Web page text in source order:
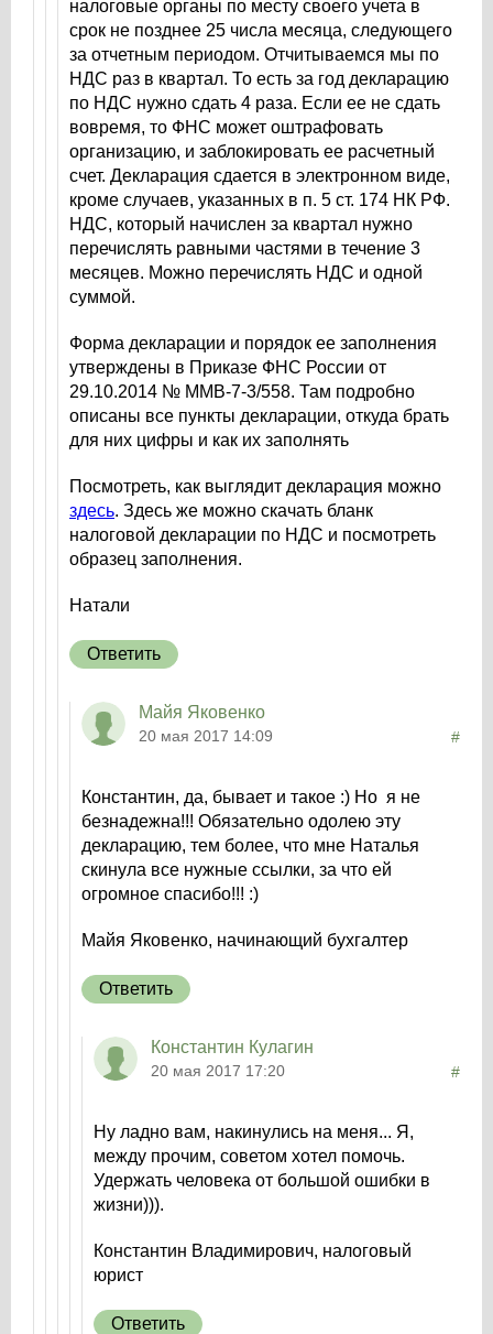
налоговые органы по месту своего учета в
срок не позднее 25 числа месяца, следующего
за отчетным периодом. Отчитываемся мы по
НДС раз в квартал. То есть за год декларацию
по НДС нужно сдать 4 раза. Если ее не сдать
вовремя, то ФНС может оштрафовать
организацию, и заблокировать ее расчетный
счет. Декларация сдается в электронном виде,
кроме случаев, указанных в п. 5 ст. 174 НК РФ.
НДС, который начислен за квартал нужно
перечислять равными частями в течение 3
месяцев. Можно перечислять НДС и одной
суммой.
Форма декларации и порядок ее заполнения
утверждены в Приказе ФНС России от
29.10.2014 № ММВ-7-3/558. Там подробно
описаны все пункты декларации, откуда брать
для них цифры и как их заполнять
Посмотреть, как выглядит декларация можно
здесь. Здесь же можно скачать бланк
налоговой декларации по НДС и посмотреть
образец заполнения.
Натали
Ответить
Майя Яковенко
20 мая 2017 14:09 #
Константин, да, бывает и такое :) Но я не
безнадежна!!! Обязательно одолею эту
декларацию, тем более, что мне Наталья
скинула все нужные ссылки, за что ей
огромное спасибо!!! :)
Майя Яковенко, начинающий бухгалтер
Ответить
Константин Кулагин
20 мая 2017 17:20 #
Ну ладно вам, накинулись на меня... Я,
между прочим, советом хотел помочь.
Удержать человека от большой ошибки в
жизни))).
Константин Владимирович, налоговый
юрист
Ответить